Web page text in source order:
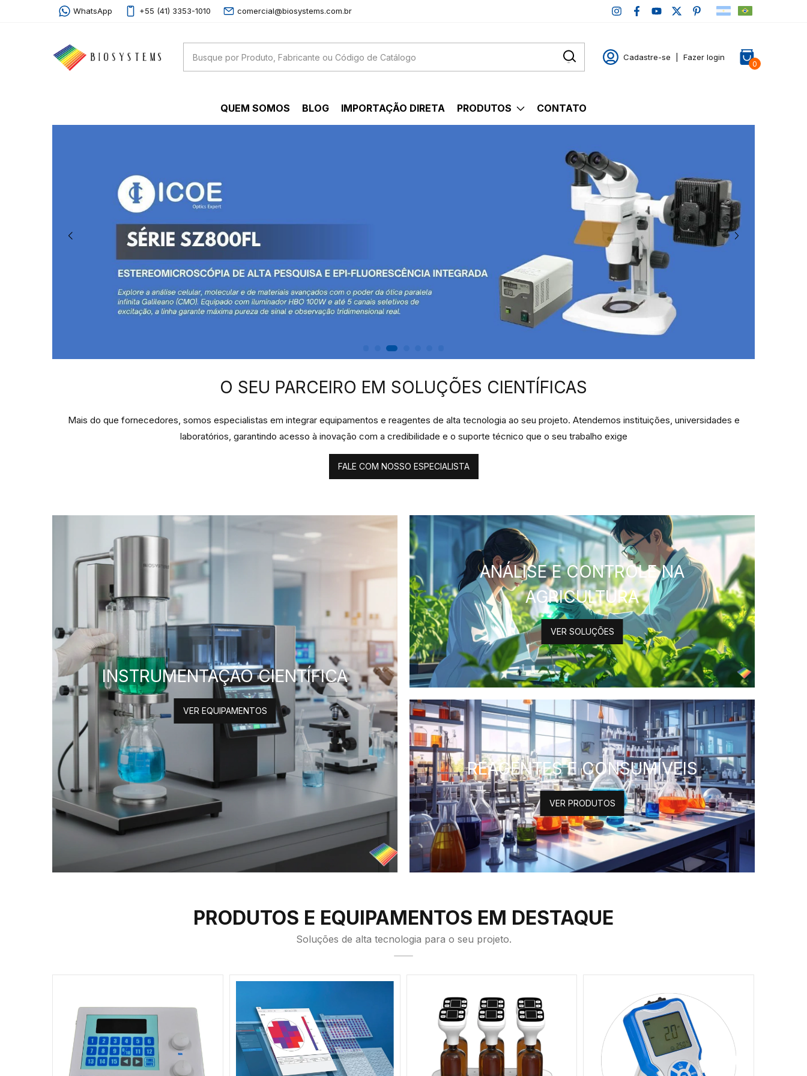
WhatsApp +55 (41) 3353-1010 comercial@biosystems.com.br
Cadastre-se Fazer login
0
QUEM SOMOS BLOG IMPORTAÇÃO DIRETA PRODUTOS CONTATO
O SEU PARCEIRO EM SOLUÇÕES CIENTÍFICAS
Mais do que fornecedores, somos especialistas em integrar equipamentos e reagentes de alta tecnologia ao seu projeto. Atendemos instituições, universidades e
laboratórios, garantindo acesso à inovação com a credibilidade e o suporte técnico que o seu trabalho exige
FALE COM NOSSO ESPECIALISTA
INSTRUMENTAÇÃO CIENTÍFICA
VER EQUIPAMENTOS
ANÁLISE E CONTROLE NA
AGRICULTURA
VER SOLUÇÕES
REAGENTES E CONSUMÍVEIS
VER PRODUTOS
PRODUTOS E EQUIPAMENTOS EM DESTAQUE
Soluções de alta tecnologia para o seu projeto.